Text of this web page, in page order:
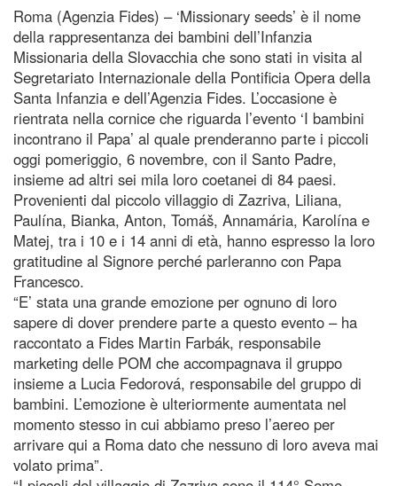
Roma (Agenzia Fides) – ‘Missionary seeds’ è il nome
della rappresentanza dei bambini dell’Infanzia
Missionaria della Slovacchia che sono stati in visita al
Segretariato Internazionale della Pontificia Opera della
Santa Infanzia e dell’Agenzia Fides. L’occasione è
rientrata nella cornice che riguarda l’evento ‘I bambini
incontrano il Papa’ al quale prenderanno parte i piccoli
oggi pomeriggio, 6 novembre, con il Santo Padre,
insieme ad altri sei mila loro coetanei di 84 paesi.
Provenienti dal piccolo villaggio di Zazriva, Liliana,
Paulína, Bianka, Anton, Tomáš, Annamária, Karolína e
Matej, tra i 10 e i 14 anni di età, hanno espresso la loro
gratitudine al Signore perché parleranno con Papa
Francesco.
“E’ stata una grande emozione per ognuno di loro
sapere di dover prendere parte a questo evento – ha
raccontato a Fides Martin Farbák, responsabile
marketing delle POM che accompagnava il gruppo
insieme a Lucia Fedorová, responsabile del gruppo di
bambini. L’emozione è ulteriormente aumentata nel
momento stesso in cui abbiamo preso l’aereo per
arrivare qui a Roma dato che nessuno di loro aveva mai
volato prima”.